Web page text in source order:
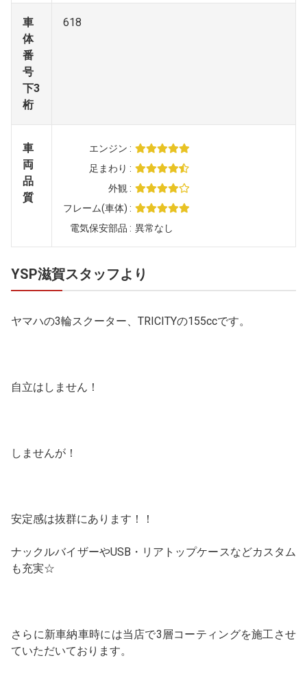
車
体
番
号
下3
桁
618
車
両
品
質
エンジン
足まわり
外観
フレーム(車体)
電気保安部品
異常なし
YSP滋賀スタッフより
ヤマハの3輪スクーター、TRICITYの155ccです。
自立はしません！
しませんが！
安定感は抜群にあります！！
ナックルバイザーやUSB・リアトップケースなどカスタム
も充実☆
さらに新車納車時には当店で3層コーティングを施工させ
ていただいております。